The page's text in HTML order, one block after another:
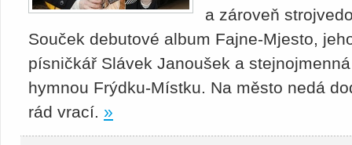
a zároveň
Souček debutové album Fajne-Mjesto,
písničkář Slávek Janoušek a
hymnou Frýdku-Místku. Na město nedá
rád vrací. »